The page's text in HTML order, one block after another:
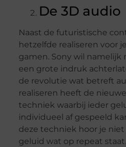
De 3D audio
Naast de futuristische
hetzelfde realiseren voor
gamen. Sony wil namelijk
een grote indruk
de revolutie wat betreft
realiseren heeft de
techniek waarbij ieder
individueel af gespeeld
deze techniek hoor je
geluid wat op repeat